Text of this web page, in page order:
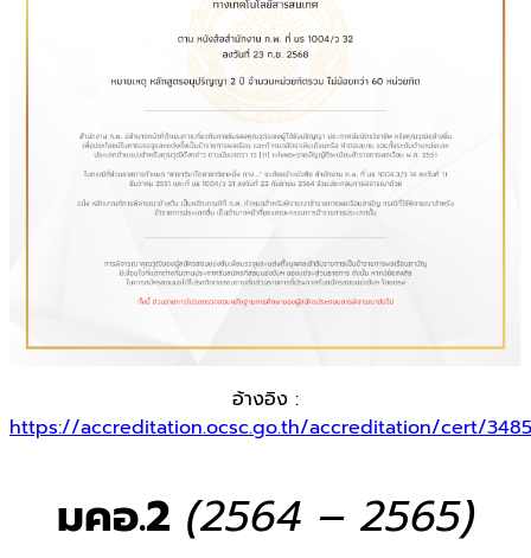
อ้างอิง :
https://accreditation.ocsc.go.th/accreditation/cert/
มคอ.2 (2564 – 2565)